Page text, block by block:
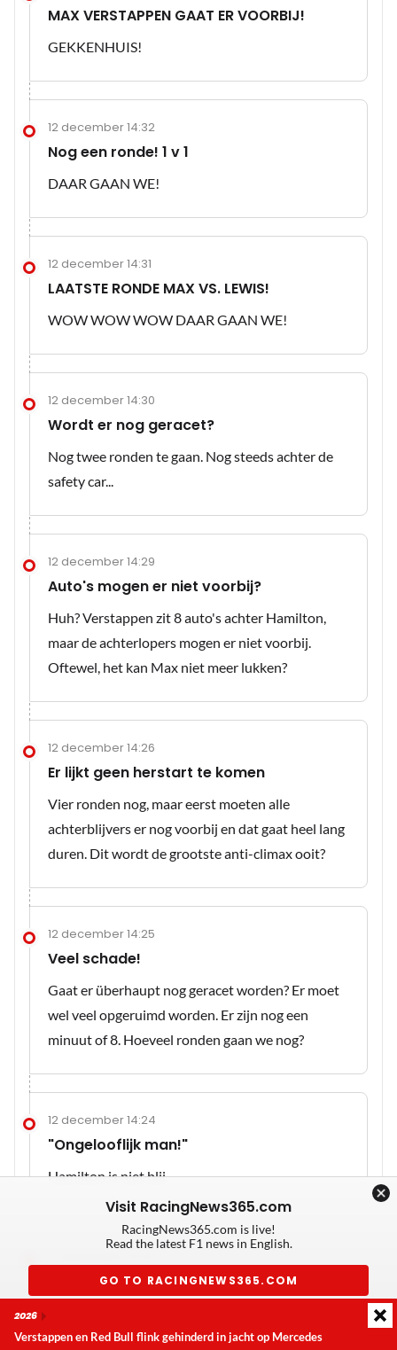
MAX VERSTAPPEN GAAT ER VOORBIJ!
GEKKENHUIS!
12 december 14:32
Nog een ronde! 1 v 1
DAAR GAAN WE!
12 december 14:31
LAATSTE RONDE MAX VS. LEWIS!
WOW WOW WOW DAAR GAAN WE!
12 december 14:30
Wordt er nog geracet?
Nog twee ronden te gaan. Nog steeds achter de
safety car...
12 december 14:29
Auto's mogen er niet voorbij?
Huh? Verstappen zit 8 auto's achter Hamilton,
maar de achterlopers mogen er niet voorbij.
Oftewel, het kan Max niet meer lukken?
12 december 14:26
Er lijkt geen herstart te komen
Vier ronden nog, maar eerst moeten alle
achterblijvers er nog voorbij en dat gaat heel lang
duren. Dit wordt de grootste anti-climax ooit?
12 december 14:25
Veel schade!
Gaat er überhaupt nog geracet worden? Er moet
wel veel opgeruimd worden. Er zijn nog een
minuut of 8. Hoeveel ronden gaan we nog?
12 december 14:24
"Ongelooflijk man!"
Hamilton is niet blij
GEEN PITSTOP HAMILTON!
Laatste update: donderdag 6 augustus 2026 23:41
Visit RacingNews365.com
RacingNews365.com is live!
Read the latest F1 news in English.
GO TO RACINGNEWS365.COM
2026
Verstappen en Red Bull flink gehinderd in jacht op Mercedes